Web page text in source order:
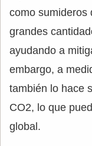
como sumideros
grandes
ayudando a
embargo, a
también lo hace
CO2, lo que
global.